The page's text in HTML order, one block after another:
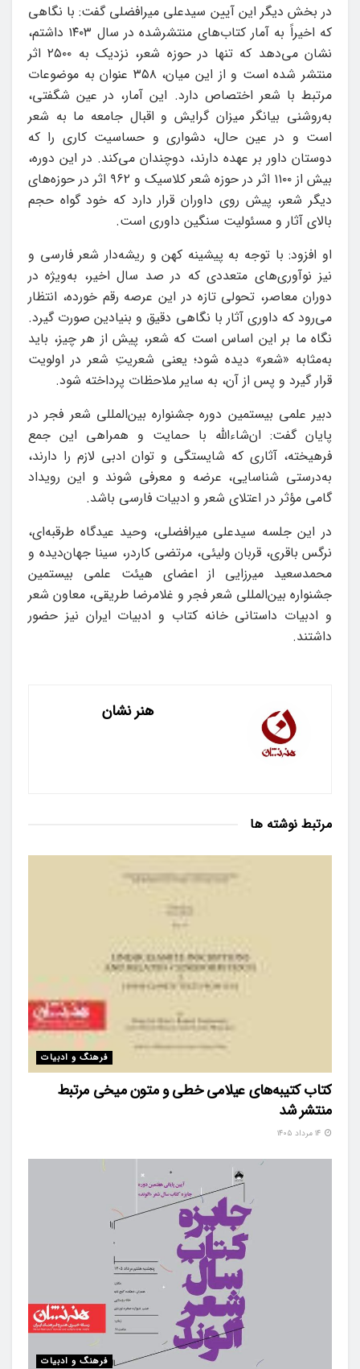
در بخش دیگر این آیین سیدعلی میرافضلی گفت: با نگاهی
که اخیراً به آمار کتاب‌های منتشرشده در سال ۱۴۰۳ داشتم،
نشان می‌دهد که تنها در حوزه شعر، نزدیک به ۲۵۰۰ اثر
منتشر شده است و از این میان، ۳۵۸ عنوان به موضوعات
مرتبط با شعر اختصاص دارد. این آمار، در عین شگفتی،
به‌روشنی بیانگر میزان گرایش و اقبال جامعه ما به شعر
است و در عین حال، دشواری و حساسیت کاری را که
دوستان داور بر عهده دارند، دوچندان می‌کند. در این دوره،
بیش از ۱۱۰۰ اثر در حوزه شعر کلاسیک و ۹۶۲ اثر در حوزه‌های
دیگر شعر، پیش روی داوران قرار دارد که خود گواه حجم
بالای آثار و مسئولیت سنگین داوری است.
او افزود: با توجه به پیشینه کهن و ریشه‌دار شعر فارسی و
نیز نوآوری‌های متعددی که در صد سال اخیر، به‌ویژه در
دوران معاصر، تحولی تازه در این عرصه رقم خورده، انتظار
می‌رود که داوری آثار با نگاهی دقیق و بنیادین صورت گیرد.
نگاه ما بر این اساس است که شعر، پیش از هر چیز، باید
به‌مثابه «شعر» دیده شود؛ یعنی شعریتِ شعر در اولویت
قرار گیرد و پس از آن، به سایر ملاحظات پرداخته شود.
دبیر علمی بیستمین دوره جشنواره بین‌المللی شعر فجر در
پایان گفت: ان‌شاءالله با حمایت و همراهی این جمع
فرهیخته، آثاری که شایستگی و توان ادبی لازم را دارند،
به‌درستی شناسایی، عرضه و معرفی شوند و این رویداد
گامی مؤثر در اعتلای شعر و ادبیات فارسی باشد.
در این جلسه سیدعلی میرافضلی، وحید عیدگاه طرقبه‌ای،
نرگس باقری، قربان ولیئی، مرتضی کاردر، سینا جهان‌دیده و
محمدسعید میرزایی از اعضای هیئت علمی بیستمین
جشنواره بین‌المللی شعر فجر و غلامرضا طریقی، معاون شعر
و ادبیات داستانی خانه کتاب و ادبیات ایران نیز حضور
داشتند.
هنر نشان
مرتبط نوشته ها
فرهنگ و ادبیات
کتاب کتیبه‌های عیلامی خطی و متون میخی مرتبط
منتشر شد
فرهنگ و ادبیات